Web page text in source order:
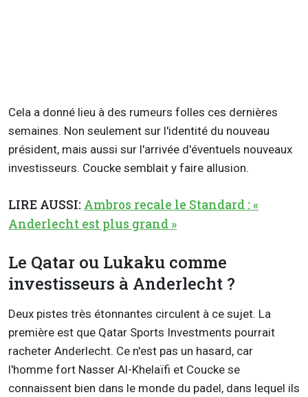
Cela a donné lieu à des rumeurs folles ces dernières
semaines. Non seulement sur l'identité du nouveau
président, mais aussi sur l'arrivée d'éventuels nouveaux
investisseurs. Coucke semblait y faire allusion.
LIRE AUSSI: Ambros recale le Standard : «
Anderlecht est plus grand »
Le Qatar ou Lukaku comme
investisseurs à Anderlecht ?
Deux pistes très étonnantes circulent à ce sujet. La
première est que Qatar Sports Investments pourrait
racheter Anderlecht. Ce n'est pas un hasard, car
l'homme fort Nasser Al-Khelaïfi et Coucke se
connaissent bien dans le monde du padel, dans lequel ils